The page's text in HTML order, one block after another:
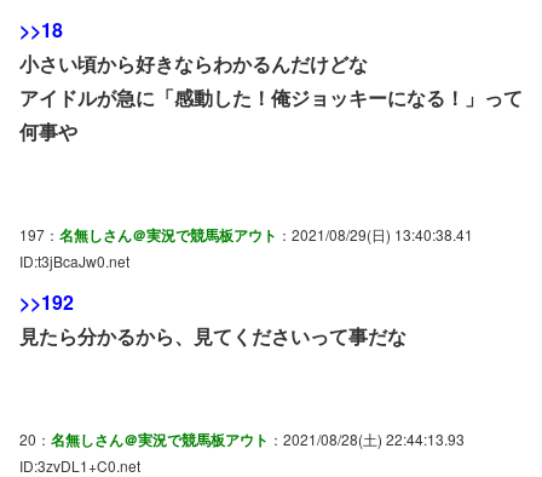
>>18
小さい頃から好きならわかるんだけどな
アイドルが急に「感動した！俺ジョッキーになる！」って
何事や
197： 名無しさん＠実況で競馬板アウト ：2021/08/29(日) 13:40:38.41
ID:t3jBcaJw0.net
>>192
見たら分かるから、見てくださいって事だな
20： 名無しさん＠実況で競馬板アウト ：2021/08/28(土) 22:44:13.93
ID:3zvDL1+C0.net